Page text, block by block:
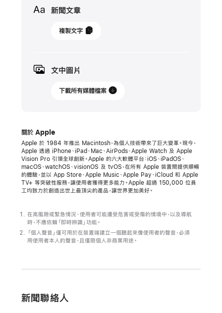
新聞文章
2025
月
發
佈
Apple
公
布
於
今
年
的
複製文字
文中圖片
下載所有媒體檔案
關於 Apple
Apple 於 1984 年推出 Macintosh，為個人技術帶來了巨大變革。現今，
Apple 透過 iPhone、iPad、Mac、AirPods、Apple Watch 及 Apple
Vision Pro 引領全球創新。Apple 的六大軟體平台：iOS、iPadOS、
macOS、watchOS、visionOS 及 tvOS，在所有 Apple 裝置間提供順暢
的體驗，並以 App Store、Apple Music、Apple Pay、iCloud 和 Apple
TV+ 等突破性服務，讓使用者獲得更多能力。Apple 超過 150,000 位員
工均致力於創造出世上最頂尖的產品，讓世界更加美好。
在高風險或緊急情況、使用者可能遭受危害或受傷的情境中，以及導航
時，不應依賴「即時辨識」功能。
「個人聲音」僅可用於在裝置端建立一個聽起來像使用者的聲音，必須
用使用者本人的聲音，且僅限個人非商業用途。
新聞聯絡人